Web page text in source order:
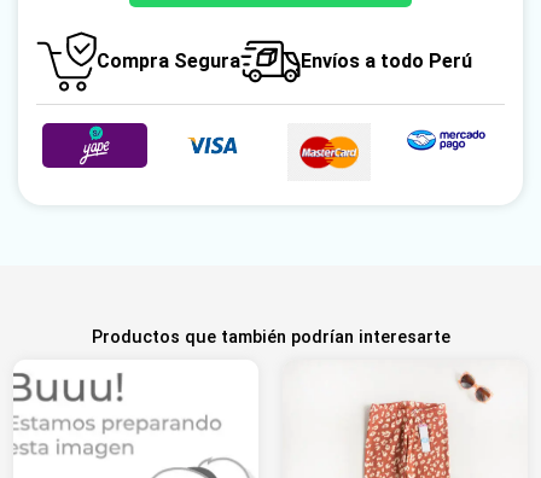
Compra Segura Envíos a todo Perú
Productos que también podrían interesarte